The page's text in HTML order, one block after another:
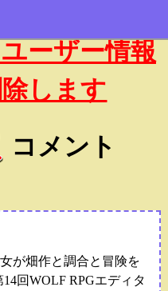
ーザー情報
します
コメント
が畑作と調合と冒険を
回WOLF RPGエディタ